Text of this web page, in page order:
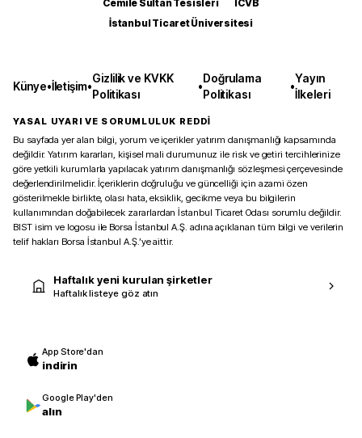
Cemile Sultan Tesisleri
ICVB
İstanbul Ticaret Üniversitesi
Künye•İletişim•
Gizlilik ve KVKK
Politikası
•
Doğrulama
Politikası
•
Yayın
İlkeleri
YASAL UYARI VE SORUMLULUK REDDİ
Bu sayfada yer alan bilgi, yorum ve içerikler yatırım danışmanlığı kapsamında
değildir. Yatırım kararları, kişisel mali durumunuz ile risk ve getiri tercihlerinize
göre yetkili kurumlarla yapılacak yatırım danışmanlığı sözleşmesi çerçevesinde
değerlendirilmelidir. İçeriklerin doğruluğu ve güncelliği için azami özen
gösterilmekle birlikte, olası hata, eksiklik, gecikme veya bu bilgilerin
kullanımından doğabilecek zararlardan İstanbul Ticaret Odası sorumlu değildir.
BIST isim ve logosu ile Borsa İstanbul A.Ş. adına açıklanan tüm bilgi ve verilerin
telif hakları Borsa İstanbul A.Ş.’ye aittir.
Haftalık yeni kurulan şirketler
Haftalık listeye göz atın
App Store'dan
indirin
Google Play'den
alın